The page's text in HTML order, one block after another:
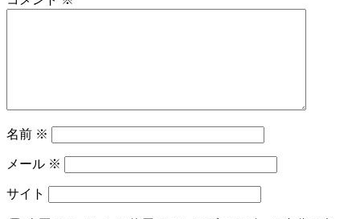
名前 ※
メール ※
サイト